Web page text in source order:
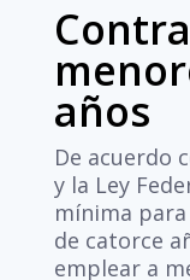
años
De acuerdo
y la Ley
mínima
de catorce
emplear a